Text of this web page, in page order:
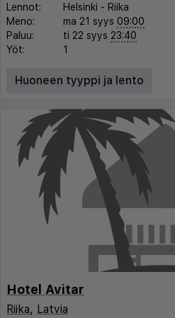
Lennot: Helsinki - Riika
Meno:
ma 21 syys 09:00
Paluu:
ti 22 syys 23:40
Yöt:
1
Huoneen tyyppi ja lento
Hotel Avitar
Riika, Latvia